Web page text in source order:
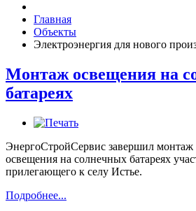
Главная
Объекты
Электроэнергия для нового
Монтаж освещения на
батареях
ЭнергоСтройСервис завершил монтаж
освещения на солнечных батареях
прилегающего к селу Истье.
Подробнее...